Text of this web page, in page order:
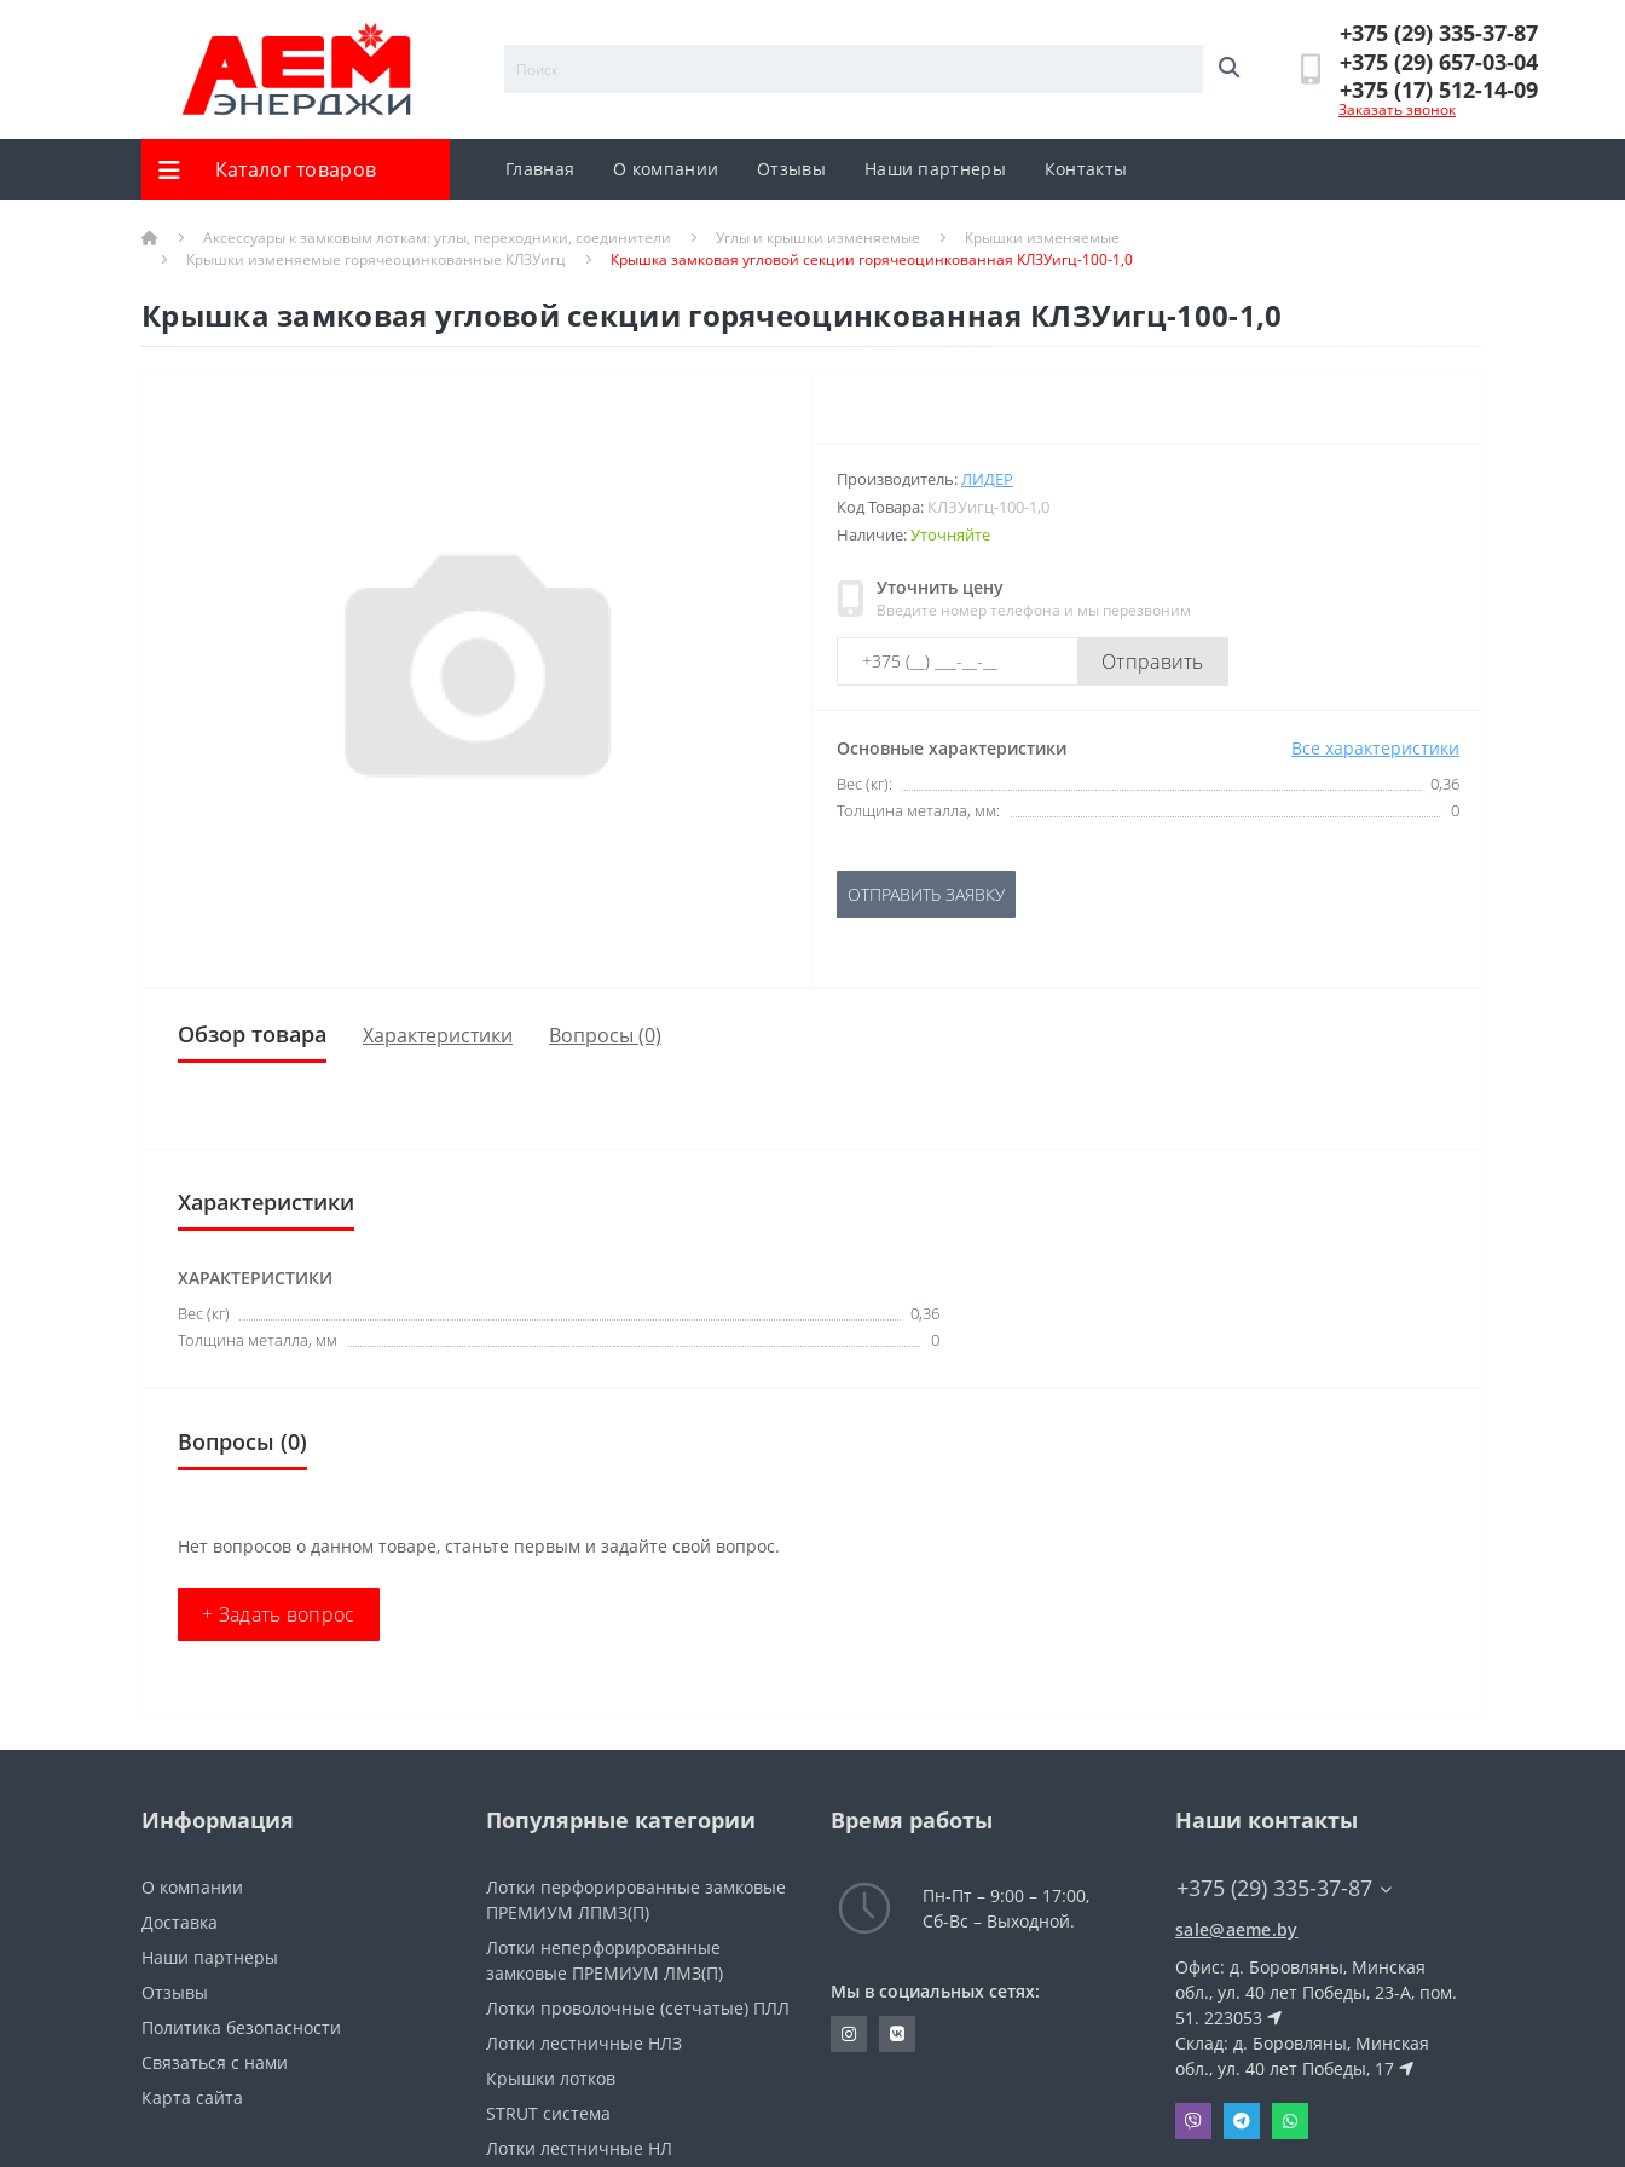
+375 (29) 335-37-87
+375 (29) 657-03-04
+375 (17) 512-14-09
Заказать звонок
Каталог товаров Главная О компании Отзывы Наши партнеры Контакты
Аксессуары к замковым лоткам: углы, переходники, соединители Углы и крышки изменяемые
Крышки изменяемые
Крышки изменяемые горячеоцинкованные КЛЗУигц
Крышка замковая угловой секции горячеоцинкованная КЛЗУигц-100-1,0
Крышка замковая угловой секции горячеоцинкованная КЛЗУигц-100-1,0
Производитель:ЛИДЕР
Код Товара: КЛЗУигц-100-1,0
Наличие:Уточняйте
Уточнить цену
Введите номер телефона и мы перезвоним
Отправить
Основные характеристики Все характеристики
Вес (кг):
0,36
Толщина металла, мм:
0
ОТПРАВИТЬ ЗАЯВКУ
Обзор товара Характеристики Вопросы (0)
Характеристики
ХАРАКТЕРИСТИКИ
Вес (кг)
0,36
Толщина металла, мм
0
Вопросы (0)
Нет вопросов о данном товаре, станьте первым и задайте свой вопрос.
+ Задать вопрос
Информация
О компании
Доставка
Наши партнеры
Отзывы
Политика безопасности
Связаться с нами
Карта сайта
Популярные категории
Лотки перфорированные замковые
ПРЕМИУМ ЛПМЗ(П)
Лотки неперфорированные
замковые ПРЕМИУМ ЛМЗ(П)
Лотки проволочные (сетчатые) ПЛЛ
Лотки лестничные НЛЗ
Крышки лотков
STRUT система
Лотки лестничные НЛ
Время работы
Пн-Пт – 9:00 – 17:00,
Сб-Вс – Выходной.
Мы в социальных сетях:
Наши контакты
+375 (29) 335-37-87
sale@aeme.by
Офис: д. Боровляны, Минская
обл., ул. 40 лет Победы, 23-А, пом.
51. 223053
Склад: д. Боровляны, Минская
обл., ул. 40 лет Победы, 17